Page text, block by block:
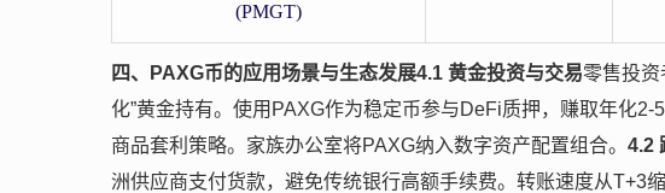
(PMGT)
四、PAXG币的应用场景与生态发展4.1 黄金投资与交易零售投资
化”黄金持有。使用PAXG作为稳定币参与DeFi质押，赚取年化
商品套利策略。家族办公室将PAXG纳入数字资产配置组合。 4.2
洲供应商支付货款，避免传统银行高额手续费。转账速度从T+3